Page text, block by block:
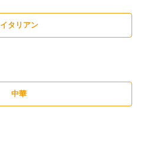
イタリアン
中華